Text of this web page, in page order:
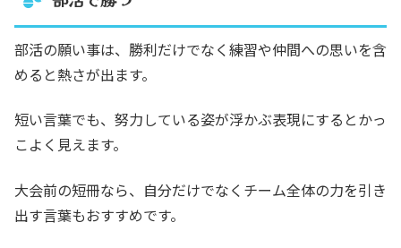
部活の願い事は、勝利だけでなく練習や仲間への思いを含
めると熱さが出ます。
短い言葉でも、努力している姿が浮かぶ表現にするとかっ
こよく見えます。
大会前の短冊なら、自分だけでなくチーム全体の力を引き
出す言葉もおすすめです。